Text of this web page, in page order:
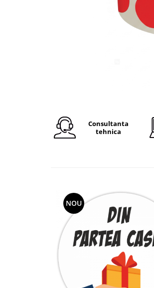
Separatoare carton si coltareConsultanta
tehnica
NOU